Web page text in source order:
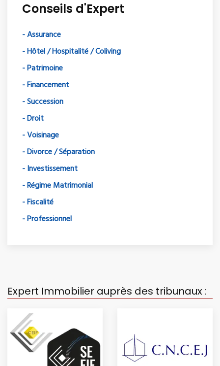
Conseils d'Expert
- Assurance
- Hôtel / Hospitalité / Coliving
- Patrimoine
- Financement
- Succession
- Droit
- Voisinage
- Divorce / Séparation
- Investissement
- Régime Matrimonial
- Fiscalité
- Professionnel
Expert Immobilier auprès des tribunaux :